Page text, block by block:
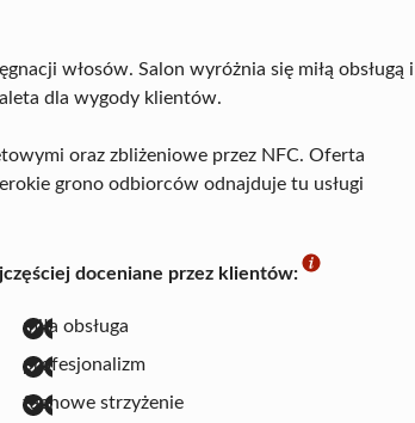
włosów. Salon wyróżnia się miłą obsługą i
dla wygody klientów.
oraz zbliżeniowe przez NFC. Oferta
grono odbiorców odnajduje tu usługi
doceniane przez klientów:
miła obsługa
profesjonalizm
fachowe strzyżenie